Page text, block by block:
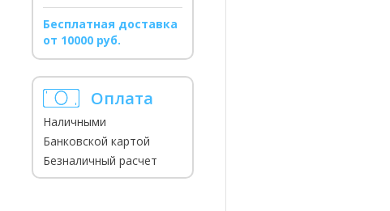
Бесплатная доставка
от 10000 руб.
Оплата
Наличными
Банковской картой
Безналичный расчет